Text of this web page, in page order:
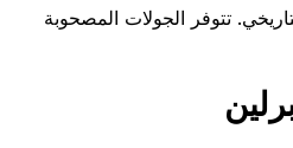
تتوفر الجولات المصحوبة